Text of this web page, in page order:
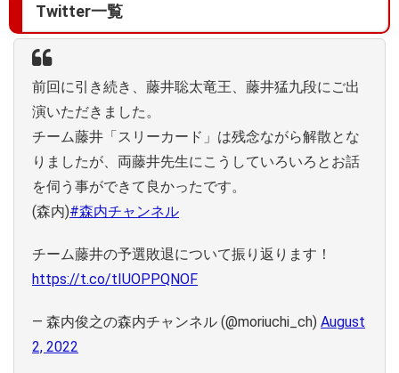
Twitter一覧
前回に引き続き、藤井聡太竜王、藤井猛九段にご出
演いただきました。
チーム藤井「スリーカード」は残念ながら解散とな
りましたが、両藤井先生にこうしていろいろとお話
を伺う事ができて良かったです。
(森内)#森内チャンネル
チーム藤井の予選敗退について振り返ります！
https://t.co/tIUOPPQNOF
— 森内俊之の森内チャンネル (@moriuchi_ch) August
2, 2022